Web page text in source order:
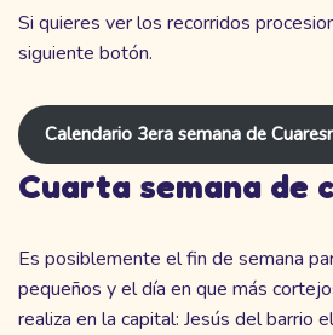
Si quieres ver los recorridos
siguiente botón.
Calendario 3era semana de
Cuarta semana de
Es posiblemente el fin de semana
pequeños y el día en que más
realiza en la capital: Jesús del barrio